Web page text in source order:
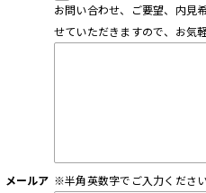
お問い合わせ、ご要望、内見
せていただきますので、お気
メールア ※半角英数字でご入力くださ